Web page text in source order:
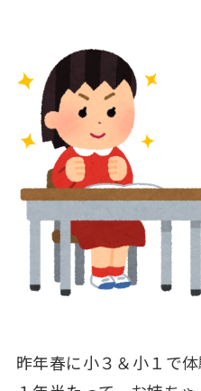
昨年春に小３＆小１で